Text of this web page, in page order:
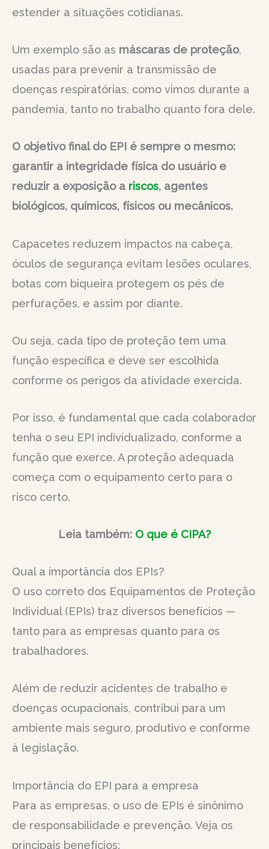
estender a situações cotidianas.
Um exemplo são as máscaras de proteção,
usadas para prevenir a transmissão de
doenças respiratórias, como vimos durante a
pandemia, tanto no trabalho quanto fora dele.
O objetivo final do EPI é sempre o mesmo:
garantir a integridade física do usuário e
reduzir a exposição a riscos, agentes
biológicos, químicos, físicos ou mecânicos.
Capacetes reduzem impactos na cabeça,
óculos de segurança evitam lesões oculares,
botas com biqueira protegem os pés de
perfurações, e assim por diante.
Ou seja, cada tipo de proteção tem uma
função específica e deve ser escolhida
conforme os perigos da atividade exercida.
Por isso, é fundamental que cada colaborador
tenha o seu EPI individualizado, conforme a
função que exerce. A proteção adequada
começa com o equipamento certo para o
risco certo.
Leia também: O que é CIPA?
Qual a importância dos EPIs?
O uso correto dos Equipamentos de Proteção
Individual (EPIs) traz diversos benefícios —
tanto para as empresas quanto para os
trabalhadores.
Além de reduzir acidentes de trabalho e
doenças ocupacionais, contribui para um
ambiente mais seguro, produtivo e conforme
à legislação.
Importância do EPI para a empresa
Para as empresas, o uso de EPIs é sinônimo
de responsabilidade e prevenção. Veja os
principais benefícios: